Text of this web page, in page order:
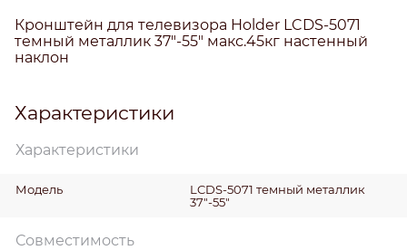
Кронштейн для телевизора Holder LCDS-5071
темный металлик 37"-55" макс.45кг настенный
наклон
Характеристики
Характеристики
Модель
LCDS-5071 темный металлик
37"-55"
Совместимость